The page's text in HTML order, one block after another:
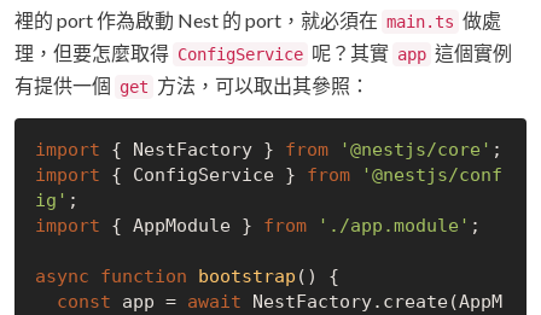
裡的 port 作為啟動 Nest 的 port，就必須在 main.ts 做處
理，但要怎麼取得 ConfigService 呢？其實 app 這個實例
有提供一個 get 方法，可以取出其參照：
import { NestFactory } from '@nestjs/core'
import { ConfigService } from
'@nestjs/conf
ig'
import { AppModule } from './app.module' ;
async function bootstrap ( ) {
const app = await NestFactory.create(AppM